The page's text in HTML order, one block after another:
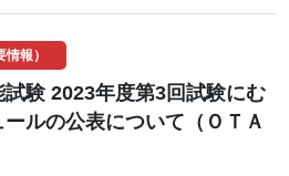
報）
試験 2023年度第3回試験にむ
ルの公表について（ＯＴＡ